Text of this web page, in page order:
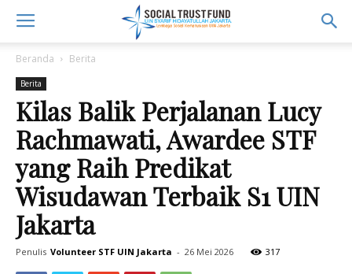
Beranda Berita
Berita
Kilas Balik Perjalanan Lucy
Rachmawati, Awardee STF
yang Raih Predikat
Wisudawan Terbaik S1 UIN
Jakarta
Penulis Volunteer STF UIN Jakarta - 26 Mei 2026 317